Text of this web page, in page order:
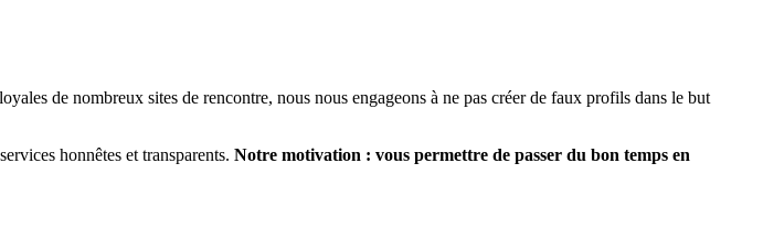
de nombreux sites de rencontre, nous nous engageons à ne pas créer de faux profils dans le but
honnêtes et transparents. Notre motivation : vous permettre de passer du bon temps en